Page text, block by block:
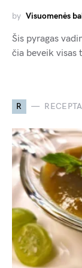
by Visuomenės
Šis pyragas
čia beveik visas
R